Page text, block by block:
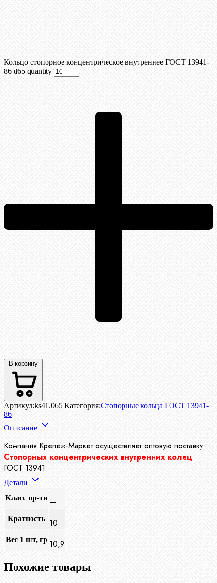
Кольцо стопорное концентрическое внутреннее ГОСТ 13941-
86 d65 quantity
В корзину
Артикул:ks41.065 Категория:Стопорные кольца ГОСТ 13941-
86
Описание
Компания Крепеж-Маркет осуществляет оптовую поставку
Стопорных концентрических внутренних колец
ГОСТ 13941
Детали
Класс пр-ти —
Кратность 10
Вес 1 шт, гр 10,9
Похожие товары